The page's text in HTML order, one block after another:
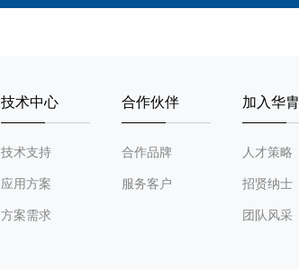
技术中心
技术支持
应用方案
方案需求
合作伙伴
合作品牌
服务客户
加入华胄
人才策略
招贤纳士
团队风采